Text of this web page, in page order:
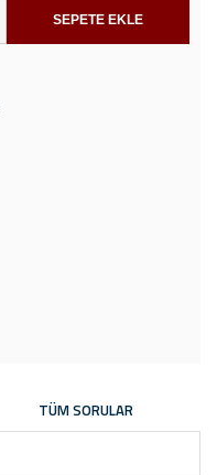
SEPETE EKLE
TÜM SORULAR